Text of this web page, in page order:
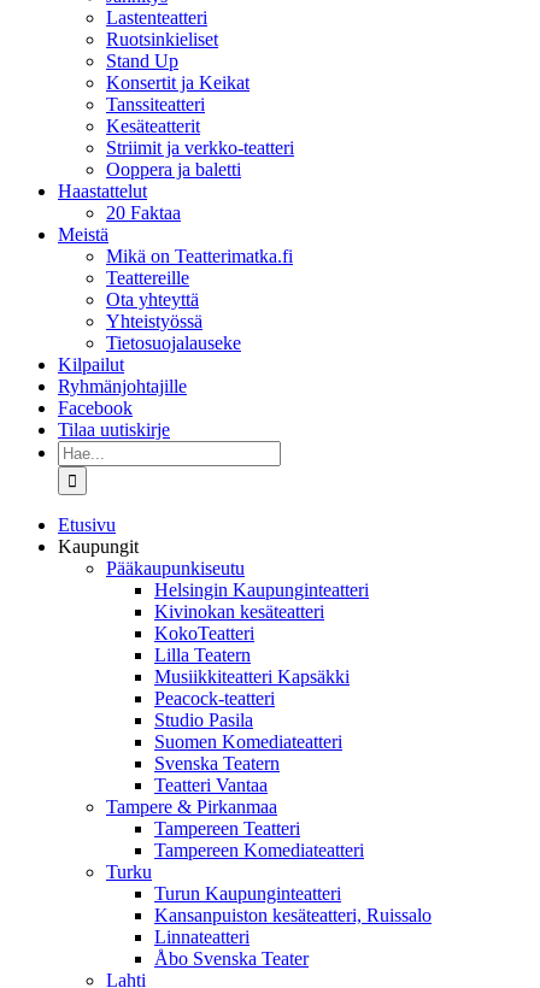
Lastenteatteri
Ruotsinkieliset
Stand Up
Konsertit ja Keikat
Tanssiteatteri
Kesäteatterit
Striimit ja verkko-teatteri
Ooppera ja baletti
Haastattelut
20 Faktaa
Meistä
Mikä on Teatterimatka.fi
Teattereille
Ota yhteyttä
Yhteistyössä
Tietosuojalauseke
Kilpailut
Ryhmänjohtajille
Facebook
Tilaa uutiskirje
Etsi
...
Etusivu
Kaupungit
Pääkaupunkiseutu
Helsingin Kaupunginteatteri
Kivinokan kesäteatteri
KokoTeatteri
Lilla Teatern
Musiikkiteatteri Kapsäkki
Peacock-teatteri
Studio Pasila
Suomen Komediateatteri
Svenska Teatern
Teatteri Vantaa
Tampere & Pirkanmaa
Tampereen Teatteri
Tampereen Komediateatteri
Turku
Turun Kaupunginteatteri
Kansanpuiston kesäteatteri, Ruissalo
Linnateatteri
Åbo Svenska Teater
Lahti